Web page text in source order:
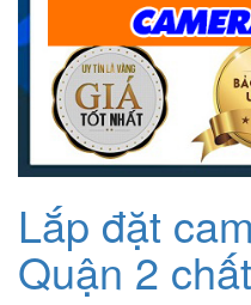
Lắp đặt
Quận 2